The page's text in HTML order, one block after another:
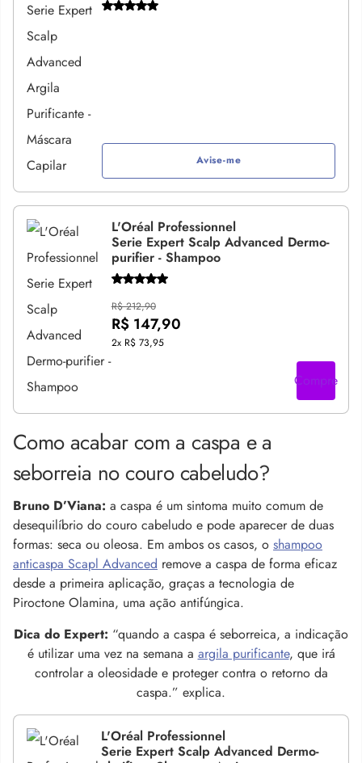
Avise-me
L'Oréal Professionnel
Serie Expert Scalp Advanced Dermo-
purifier - Shampoo
R$ 212,90
R$ 147,90
2x R$ 73,95
Compre
Como acabar com a caspa e a
seborreia no couro cabeludo?
Bruno D’Viana: a caspa é um sintoma muito comum de
desequilíbrio do couro cabeludo e pode aparecer de duas
formas: seca ou oleosa. Em ambos os casos, o shampoo
anticaspa Scapl Advanced remove a caspa de forma eficaz
desde a primeira aplicação, graças a tecnologia de
Piroctone Olamina, uma ação antifúngica.
Dica do Expert: “quando a caspa é seborreica, a indicação
é utilizar uma vez na semana a argila purificante, que irá
controlar a oleosidade e proteger contra o retorno da
caspa.” explica.
L'Oréal Professionnel
Serie Expert Scalp Advanced Dermo-